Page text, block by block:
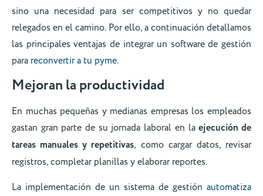
sino una necesidad para ser competitivos y no quedar
relegados en el camino. Por ello, a continuación detallamos
las principales ventajas de integrar un software de gestión
para reconvertir a tu pyme.
Mejoran la productividad
En muchas pequeñas y medianas empresas los empleados
gastan gran parte de su jornada laboral en laejecución de
tareas manuales y repetitivas, como cargar datos, revisar
registros, completar planillas y elaborar reportes.
La implementación de un sistema de gestión automatiza